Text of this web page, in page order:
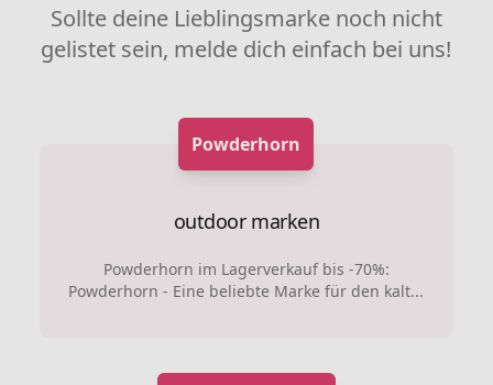
Sollte deine Lieblingsmarke noch nicht
gelistet sein, melde dich einfach bei uns!
Powderhorn
outdoor marken
Powderhorn im Lagerverkauf bis -70%:
Powderhorn - Eine beliebte Marke für den kalt...